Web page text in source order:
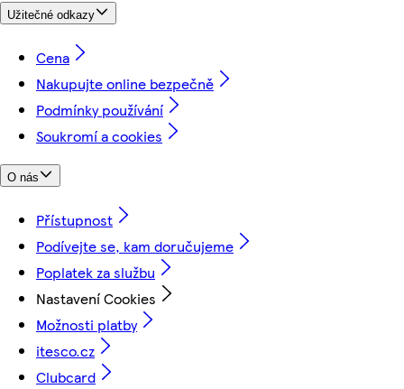
Užitečné odkazy
Cena
Nakupujte online bezpečně
Podmínky používání
Soukromí a cookies
O nás
Přístupnost
Podívejte se, kam doručujeme
Poplatek za službu
Nastavení Cookies
Možnosti platby
itesco.cz
Clubcard